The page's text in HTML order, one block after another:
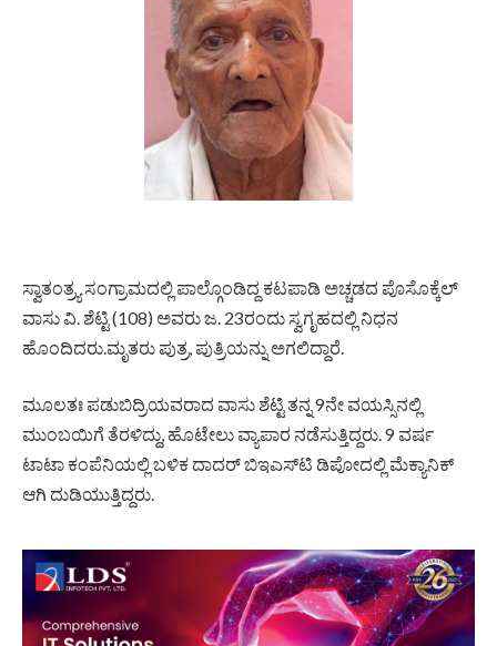
ಸ್ವಾತಂತ್ರ್ಯ ಸಂಗ್ರಾಮದಲ್ಲಿ ಪಾಲ್ಗೊಂಡಿದ್ದ ಕಟಪಾಡಿ ಅಚ್ಚಡದ ಪೊಸೊಕ್ಕೆಲ್‌
ವಾಸು ವಿ. ಶೆಟ್ಟಿ (108) ಅವರು ಜ. 23ರಂದು ಸ್ವಗೃಹದಲ್ಲಿ ನಿಧನ
ಹೊಂದಿದರು.ಮೃತರು ಪುತ್ರ, ಪುತ್ರಿಯನ್ನು ಅಗಲಿದ್ದಾರೆ.
ಮೂಲತಃ ಪಡುಬಿದ್ರಿಯವರಾದ ವಾಸು ಶೆಟ್ಟಿ ತನ್ನ 9ನೇ ವಯಸ್ಸಿನಲ್ಲಿ
ಮುಂಬಯಿಗೆ ತೆರಳಿದ್ದು, ಹೊಟೇಲು ವ್ಯಾಪಾರ ನಡೆಸುತ್ತಿದ್ದರು. 9 ವರ್ಷ
ಟಾಟಾ ಕಂಪೆನಿಯಲ್ಲಿ ಬಳಿಕ ದಾದರ್‌ ಬಿಇಎಸ್‌ಟಿ ಡಿಪೋದಲ್ಲಿ ಮೆಕ್ಯಾನಿಕ್‌
ಆಗಿ ದುಡಿಯುತ್ತಿದ್ದರು.